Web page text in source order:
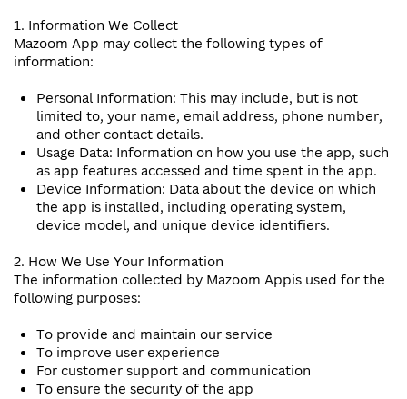
1. Information We Collect
Mazoom App may collect the following types of
information:
Personal Information: This may include, but is not
limited to, your name, email address, phone number,
and other contact details.
Usage Data: Information on how you use the app, such
as app features accessed and time spent in the app.
Device Information: Data about the device on which
the app is installed, including operating system,
device model, and unique device identifiers.
2. How We Use Your Information
The information collected by Mazoom Appis used for the
following purposes:
To provide and maintain our service
To improve user experience
For customer support and communication
To ensure the security of the app